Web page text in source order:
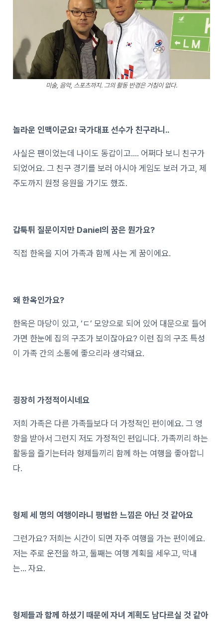
미술, 음악, 스포츠까지. 그의 활동 반경은 거침이 없다.
놀라운 인맥이군요! 국가대표 선수가 친구라니..
사실은 팬이었는데 나이도 동갑이고…. 어쩌다 보니 친구가
되었어요. 그 친구 경기를 보러 아시아 게임도 보러 가고, 제
주도까지 원정 응원을 가기도 했죠.
갑툭튀 질문이지만 Daniel의 꿈은 뭔가요?
직접 한옥을 지어 가족과 함께 사는 게 꿈이에요.
왜 한옥인가요?
한옥은 마당이 있고, ‘ㄷ’ 모양으로 되어 있어 대문으로 들어
가면 한눈에 집의 구조가 보이잖아요? 이런 집의 구조 특성
이 가족 간의 소통에 좋으리라 생각돼요.
굉장히 가정적이시네요
저희 가족은 다른 가족들보다 더 가정적인 편이에요. 그 영
향을 받아서 그런지 저도 가정적인 편입니다. 가족끼리 하는
활동을 즐기는터라 형제들끼리 함께 하는 여행을 좋아합니
다.
형제 세 명의 여행이라니 평범한 느낌은 아닌 것 같아요
그런가요? 저희는 시간이 되면 자주 여행을 가는 편이에요.
저는 주로 운전을 하고, 둘째는 여행 계획을 세우고, 막내
는… 자요.
형제들과 함께 하셨기 때문에 자녀 계획도 남다르실 것 같아